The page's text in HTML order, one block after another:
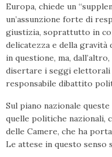
Europa, chiede un
un’assunzione forte di
giustizia, soprattutto in
delicatezza e della
in questione, ma,
disertare i seggi elettorali
responsabile dibattito
Sul piano nazionale
quelle politiche nazionali,
delle Camere, che ha
Le attese in questo senso